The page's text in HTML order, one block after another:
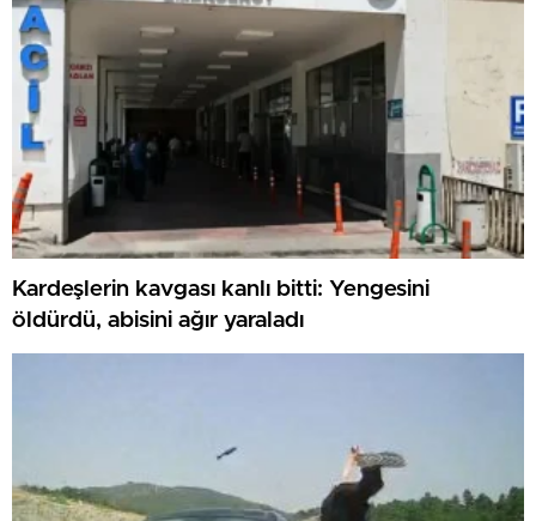
Kardeşlerin kavgası kanlı bitti: Yengesini
öldürdü, abisini ağır yaraladı